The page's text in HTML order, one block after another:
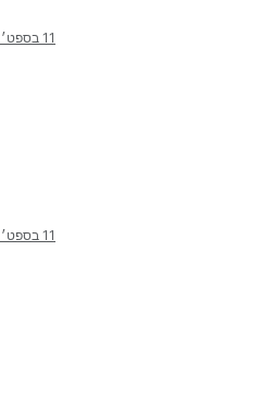
11 בספט׳ 2023, 10:10
11 בספט׳ 2023, 12:47